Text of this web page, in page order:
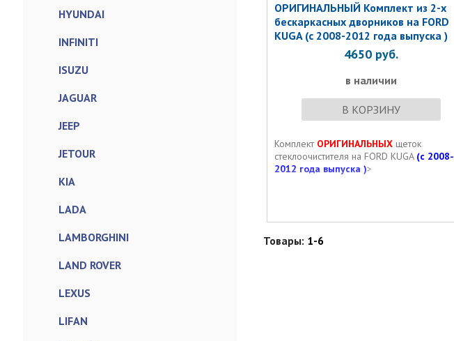
HYUNDAI
INFINITI
ISUZU
JAGUAR
JEEP
JETOUR
KIA
LADA
LAMBORGHINI
LAND ROVER
LEXUS
LIFAN
ОРИГИНАЛЬНЫЙ Комплект из 2-х
бескаркасных дворников на FORD
KUGA (c 2008-2012 года выпуска )
4650 руб.
в наличии
В КОРЗИНУ
Комплект ОРИГИНАЛЬНЫХ щеток
стеклоочистителя на FORD KUGA (c 2008-
2012 года выпуска )>
Товары: 1-6